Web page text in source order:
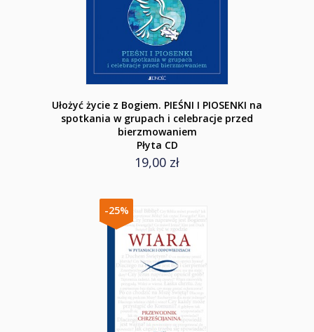
Ułożyć życie z Bogiem. PIEŚNI I PIOSENKI na
spotkania w grupach i celebracje przed
bierzmowaniem
Płyta CD
19,00 zł
-25%